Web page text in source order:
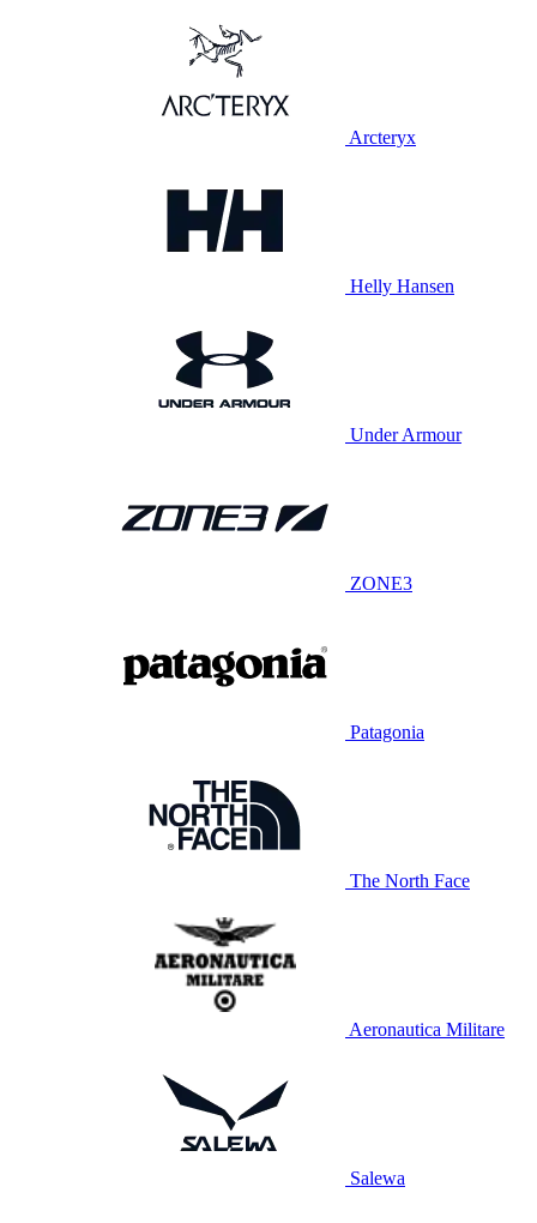
Arcteryx
Helly Hansen
Under Armour
ZONE3
Patagonia
The North Face
Aeronautica Militare
Salewa